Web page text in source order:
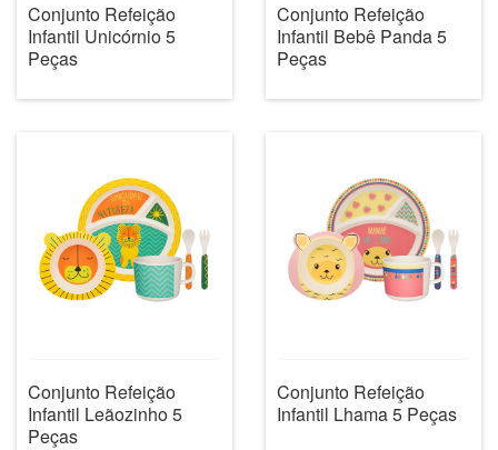
Conjunto Refeição
Infantil Unicórnio 5
Peças
Conjunto Refeição
Infantil Bebê Panda 5
Peças
Conjunto Refeição
Infantil Leãozinho 5
Peças
Conjunto Refeição
Infantil Lhama 5 Peças